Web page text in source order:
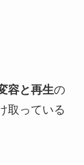
容と再生の
取っている